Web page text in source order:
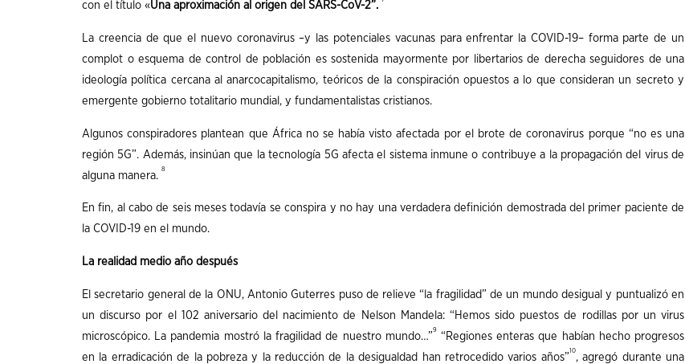
con el título «Una aproximación al origen del SARS-CoV-2”.
La creencia de que el nuevo coronavirus –y las potenciales vacunas para enfrentar la COVID-19– forma parte de un
complot o esquema de control de población es sostenida mayormente por libertarios de derecha seguidores de una
ideología política cercana al anarcocapitalismo, teóricos de la conspiración opuestos a lo que consideran un secreto y
emergente gobierno totalitario mundial, y fundamentalistas cristianos.
Algunos conspiradores plantean que África no se había visto afectada por el brote de coronavirus porque “no es una
región 5G”. Además, insinúan que la tecnología 5G afecta el sistema inmune o contribuye a la propagación del virus de
alguna manera.
8
En fin, al cabo de seis meses todavía se conspira y no hay una verdadera definición demostrada del primer paciente de
la COVID-19 en el mundo.
La realidad medio año después
El secretario general de la ONU, Antonio Guterres puso de relieve “la fragilidad” de un mundo desigual y puntualizó en
un discurso por el 102 aniversario del nacimiento de Nelson Mandela: “Hemos sido puestos de rodillas por un virus
microscópico. La pandemia mostró la fragilidad de nuestro mundo…”
9
“Regiones enteras que habían hecho progresos
en la erradicación de la pobreza y la reducción de la desigualdad han retrocedido varios años”
10
, agregó durante una